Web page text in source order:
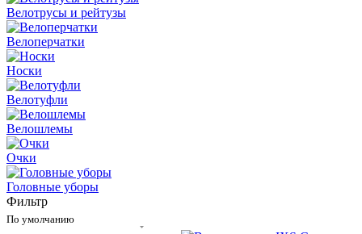
Велотрусы и рейтузы
Велоперчатки
Носки
Велотуфли
Велошлемы
Очки
Головные уборы
Фильтр
По умолчанию